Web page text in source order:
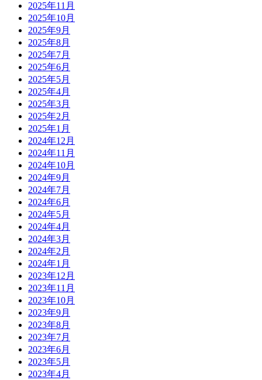
2025年11月
2025年10月
2025年9月
2025年8月
2025年7月
2025年6月
2025年5月
2025年4月
2025年3月
2025年2月
2025年1月
2024年12月
2024年11月
2024年10月
2024年9月
2024年7月
2024年6月
2024年5月
2024年4月
2024年3月
2024年2月
2024年1月
2023年12月
2023年11月
2023年10月
2023年9月
2023年8月
2023年7月
2023年6月
2023年5月
2023年4月